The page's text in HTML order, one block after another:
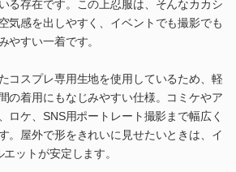
る存在です。この上忍服は、そんなカカシ
気感を出しやすく、イベントでも撮影でも
やすい一着です。
コスプレ専用生地を使用しているため、軽
の着用にもなじみやすい仕様。コミケやア
ロケ、SNS用ポートレート撮影まで幅広く
。屋外で形をきれいに見せたいときは、イ
ットが安定します。